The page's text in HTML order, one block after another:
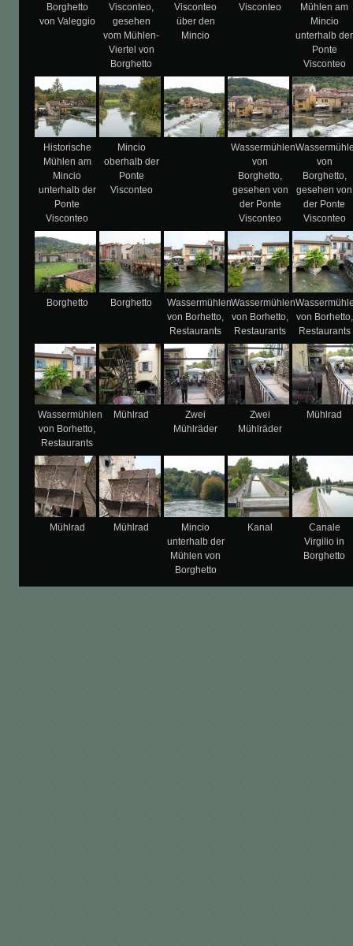
Borghetto
von Valeggio
Visconteo,
gesehen
vom Mühlen-
Viertel von
Borghetto
Visconteo
über den
Mincio
Visconteo
Mühlen am
Mincio
unterhalb der
Ponte
Visconteo
Historische
Mühlen am
Mincio
unterhalb der
Ponte
Visconteo
Mincio
oberhalb der
Ponte
Visconteo
Wassermühlen
von
Borghetto,
gesehen von
der Ponte
Visconteo
von
Borghetto,
gesehen von
der Ponte
Visconteo
Borghetto Borghetto
Wassermühlen
von Borhetto,
Restaurants
Wassermühlen
von Borhetto,
Restaurants
von Borhetto,
Restaurants
Wassermühlen
von Borhetto,
Restaurants
Mühlrad
Zwei
Mühlräder
Zwei
Mühlräder
Mühlrad
Mühlrad Mühlrad
Mincio
unterhalb der
Mühlen von
Borghetto
Kanal
Canale
Virgilio in
Borghetto